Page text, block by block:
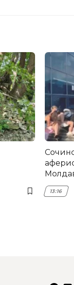
13:16